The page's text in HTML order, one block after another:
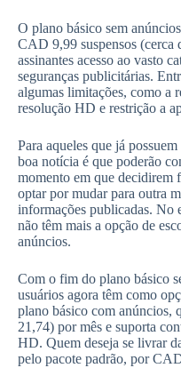
O plano básico sem
CAD 9,99 suspensos (cerca
assinantes acesso ao vasto
seguranças publicitárias.
algumas limitações, como a
resolução HD e restrição a
Para aqueles que já
boa notícia é que poderão
momento em que decidirem
optar por mudar para outra
informações publicadas. No
não têm mais a opção de
anúncios.
Com o fim do plano básico
usuários agora têm como
plano básico com anúncios,
21,74) por mês e suporta
HD. Quem deseja se livrar
pelo pacote padrão, por